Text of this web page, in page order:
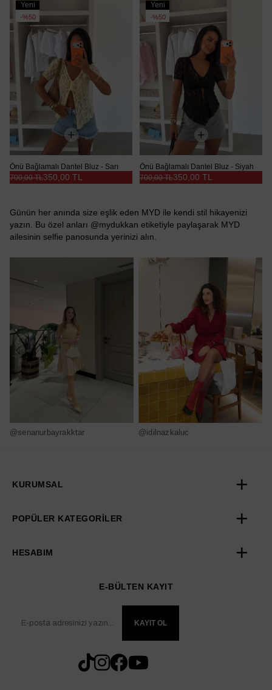
Yeni
Ürün
%50
Önü Bağlamalı Dantel Bluz - Sarı
350,00 TL
700,00 TL
Yeni
Ürün
%50
Önü Bağlamalı Dantel Bluz - Siyah
350,00 TL
700,00 TL
Günün her anında size eşlik eden MYD ile kendi stil hikayenizi
yazın. Bu özel anları @mydukkan etiketiyle paylaşarak MYD
ailesinin selfie panosunda yerinizi alın.
@senanurbayrakktar @idilnazkaluc
KURUMSAL
POPÜLER KATEGORİLER
HESABIM
E-BÜLTEN KAYIT
KAYIT OL